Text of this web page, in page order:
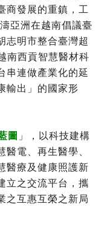
商發展的重鎮，工
亞洲在越南倡議臺
志明市整合臺灣超
南西貢智慧醫材科
串連做產業化的延
輸出」的國家形
圖 」，以科技建構
醫電、再生醫學、
醫療及健康照護新
立之交流平台，攜
之互惠互榮之新局